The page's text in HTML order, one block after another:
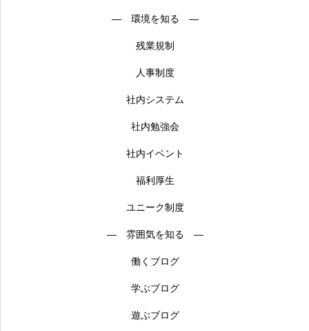
― 環境を知る ―
残業規制
人事制度
社内システム
社内勉強会
社内イベント
福利厚生
ユニーク制度
― 雰囲気を知る ―
働くブログ
学ぶブログ
遊ぶブログ